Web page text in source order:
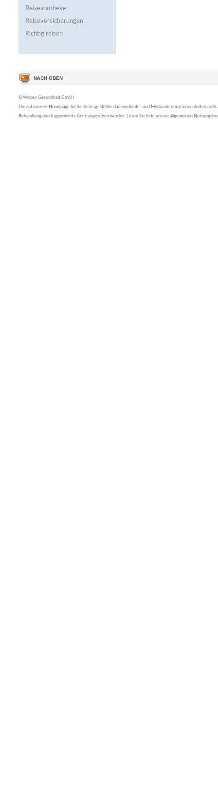
Reiseapotheke
Reiseversicherungen
Richtig reisen
© Wissen Gesundheit GmbH
Die auf unserer Homepage für Sie bereitgestellten Gesundheits– und Medizininformationen dürfen nicht
Behandlung durch approbierte Ärzte angesehen werden. Lesen Sie bitte unsere allgemeinen